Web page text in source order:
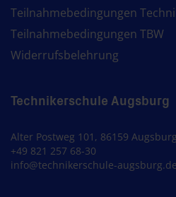
Teilnahmebedingungen
Teilnahmebedingungen TBW
Widerrufsbelehrung
Technikerschule Augsburg
Alter Postweg 101, 86159 Augsburg
+49 821 257 68-30
info@technikerschule-augsburg.de